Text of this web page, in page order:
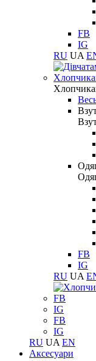
FB
IG
RU UA
FB
IG
RU UA
FB
IG
FB
IG
RU UA EN
Аксесуари